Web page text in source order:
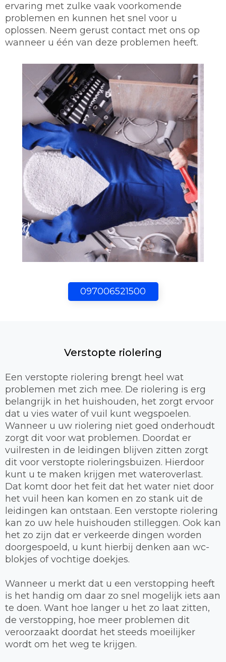
097006521500
ervaring met zulke vaak voorkomende
problemen en kunnen het snel voor u
oplossen. Neem gerust contact met ons op
wanneer u één van deze problemen heeft.
Verstopte riolering
Een verstopte riolering brengt heel wat
problemen met zich mee. De riolering is erg
belangrijk in het huishouden, het zorgt ervoor
dat u vies water of vuil kunt wegspoelen.
Wanneer u uw riolering niet goed onderhoudt
zorgt dit voor wat problemen. Doordat er
vuilresten in de leidingen blijven zitten zorgt
dit voor verstopte rioleringsbuizen. Hierdoor
kunt u te maken krijgen met wateroverlast.
Dat komt door het feit dat het water niet door
het vuil heen kan komen en zo stank uit de
leidingen kan ontstaan. Een verstopte riolering
kan zo uw hele huishouden stilleggen. Ook kan
het zo zijn dat er verkeerde dingen worden
doorgespoeld, u kunt hierbij denken aan wc-
blokjes of vochtige doekjes.
Wanneer u merkt dat u een verstopping heeft
is het handig om daar zo snel mogelijk iets aan
te doen. Want hoe langer u het zo laat zitten,
de verstopping, hoe meer problemen dit
veroorzaakt doordat het steeds moeilijker
wordt om het weg te krijgen.